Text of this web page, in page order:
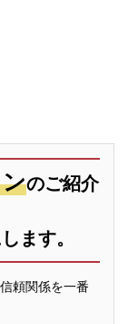
のご紹介
ます。
頼関係を一番